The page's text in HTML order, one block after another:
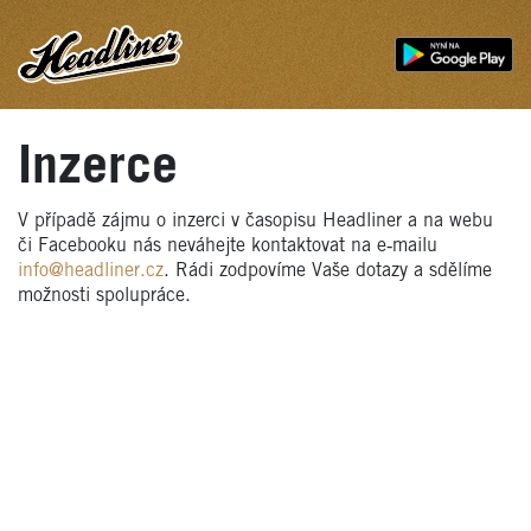
Inzerce
V případě zájmu o inzerci v časopisu Headliner a na webu
či Facebooku nás neváhejte kontaktovat na e‑mailu
info@headliner.cz. Rádi zodpovíme Vaše dotazy a sdělíme
možnosti spolupráce.